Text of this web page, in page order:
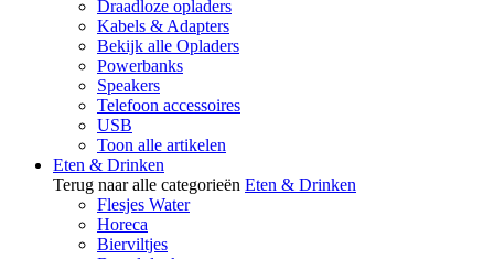
Draadloze opladers
Kabels & Adapters
Bekijk alle Opladers
Powerbanks
Speakers
Telefoon accessoires
USB
Toon alle artikelen
Eten & Drinken
Terug naar alle categorieën Eten & Drinken
Flesjes Water
Horeca
Bierviltjes